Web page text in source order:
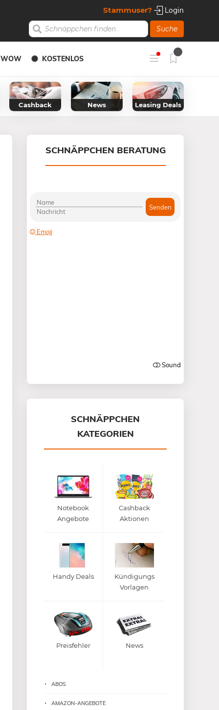
Stammuser? Login
Suche
WOW KOSTENLOS
Cashback News Leasing Deals
SCHNÄPPCHEN BERATUNG
SCHNÄPPCHEN
KATEGORIEN
Notebook
Angebote
Cashback
Aktionen
Handy Deals
Kündigungs
Vorlagen
Preisfehler News
ABOS
AMAZON-ANGEBOTE